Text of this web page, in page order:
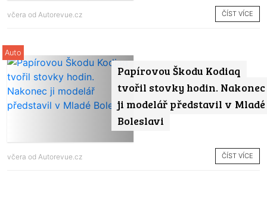
včera od Autorevue.cz ČÍST VÍCE
Papírovou Škodu Kodiaq
tvořil stovky hodin. Nakonec
ji modelář představil v Mladé
Boleslavi
Auto
včera od Autorevue.cz ČÍST VÍCE